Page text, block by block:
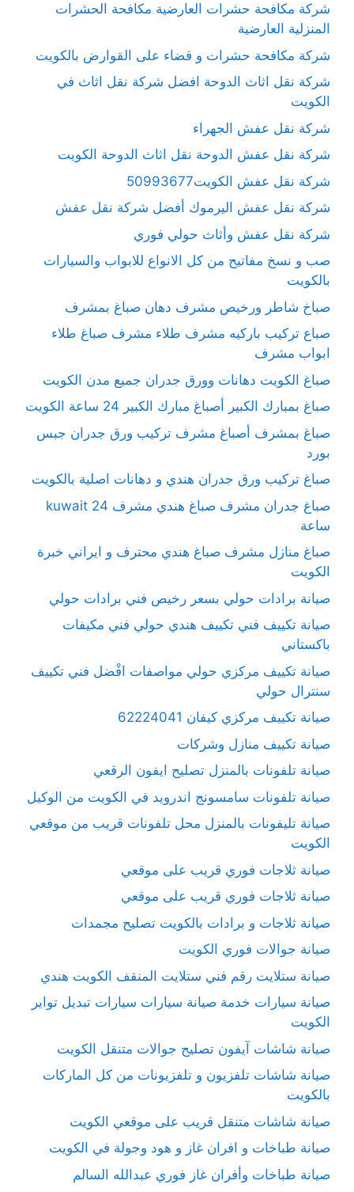
شركة مكافحة حشرات العارضية مكافحة الحشرات
المنزلية العارضية
شركة مكافحة حشرات و قضاء على القوارض بالكويت
شركة نقل اثاث الدوحة افضل شركة نقل اثاث في
الكويت
شركة نقل عفش الجهراء
شركة نقل عفش الدوحة نقل اثاث الدوحة الكويت
شركة نقل عفش الكويت50993677
شركة نقل عفش اليرموك أفضل شركة نقل عفش
شركة نقل عفش وأثاث حولي فوري
صب و نسخ مفاتيح من كل الانواع للابواب والسيارات
بالكويت
صباخ شاطر ورخيص مشرف دهان صباغ بمشرف
صباع تركيب باركيه مشرف طلاء مشرف صباغ طلاء
ابواب مشرف
صباغ الكويت دهانات وورق جدران جميع مدن الكويت
صباغ بمبارك الكبير أصباغ مبارك الكبير 24 ساعة الكويت
صباغ بمشرف أصباغ مشرف تركيب ورق جدران جبس
بورد
صباغ تركيب ورق جدران هندي و دهانات اصلية بالكويت
صباغ جدران مشرف صباغ هندي مشرف kuwait 24
ساعة
صباغ منازل مشرف صباغ هندي محترف و ايراني خبرة
الكويت
صيانة برادات حولي بسعر رخيص فني برادات حولي
صيانة تكييف فني تكييف هندي حولي فني مكيفات
باكستاني
صيانة تكييف مركزي حولي مواصفات افْضل فني تكييف
سنترال حولي
صيانة تكييف مركزي كيفان 62224041
صيانة تكييف منازل وشركات
صيانة تلفونات بالمنزل تصليح ايفون الرقعي
صيانة تلفونات سامسونج اندرويد في الكويت من الوكيل
صيانة تليفونات بالمنزل محل تلفونات قريب من موقعي
الكويت
صيانة ثلاجات فوري قريب على موقعي
صيانة ثلاجات فوري قريب على موقعي
صيانة ثلاجات و برادات بالكويت تصليح مجمدات
صيانة جوالات فوري الكويت
صيانة ستلايت رقم فني ستلايت المنقف الكويت هندي
صيانة سيارات خدمة صيانة سيارات سيارات تبديل تواير
الكويت
صيانة شاشات آيفون تصليح جوالات متنقل الكويت
صيانة شاشات تلفزيون و تلفزيونات من كل الماركات
بالكويت
صيانة شاشات متنقل قريب على موقعي الكويت
صيانة طباخات و افران غاز و هود وجولة في الكويت
صيانة طباخات وأفران غاز فوري عبدالله السالم